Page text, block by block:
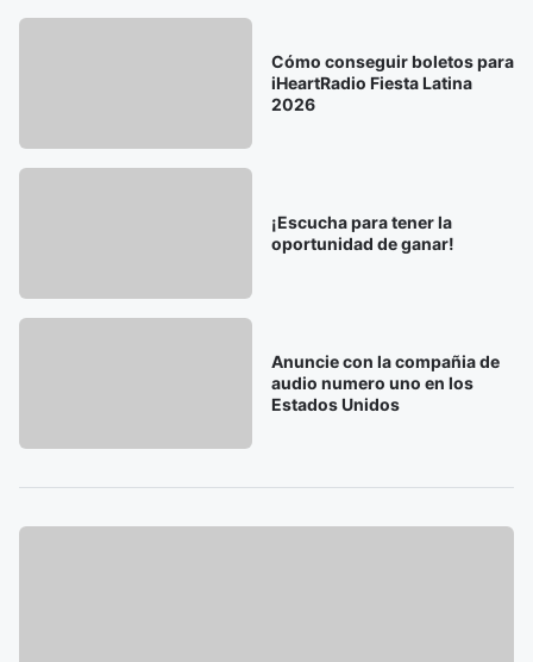
Cómo conseguir boletos para
iHeartRadio Fiesta Latina
2026
¡Escucha para tener la
oportunidad de ganar!
Anuncie con la compañia de
audio numero uno en los
Estados Unidos